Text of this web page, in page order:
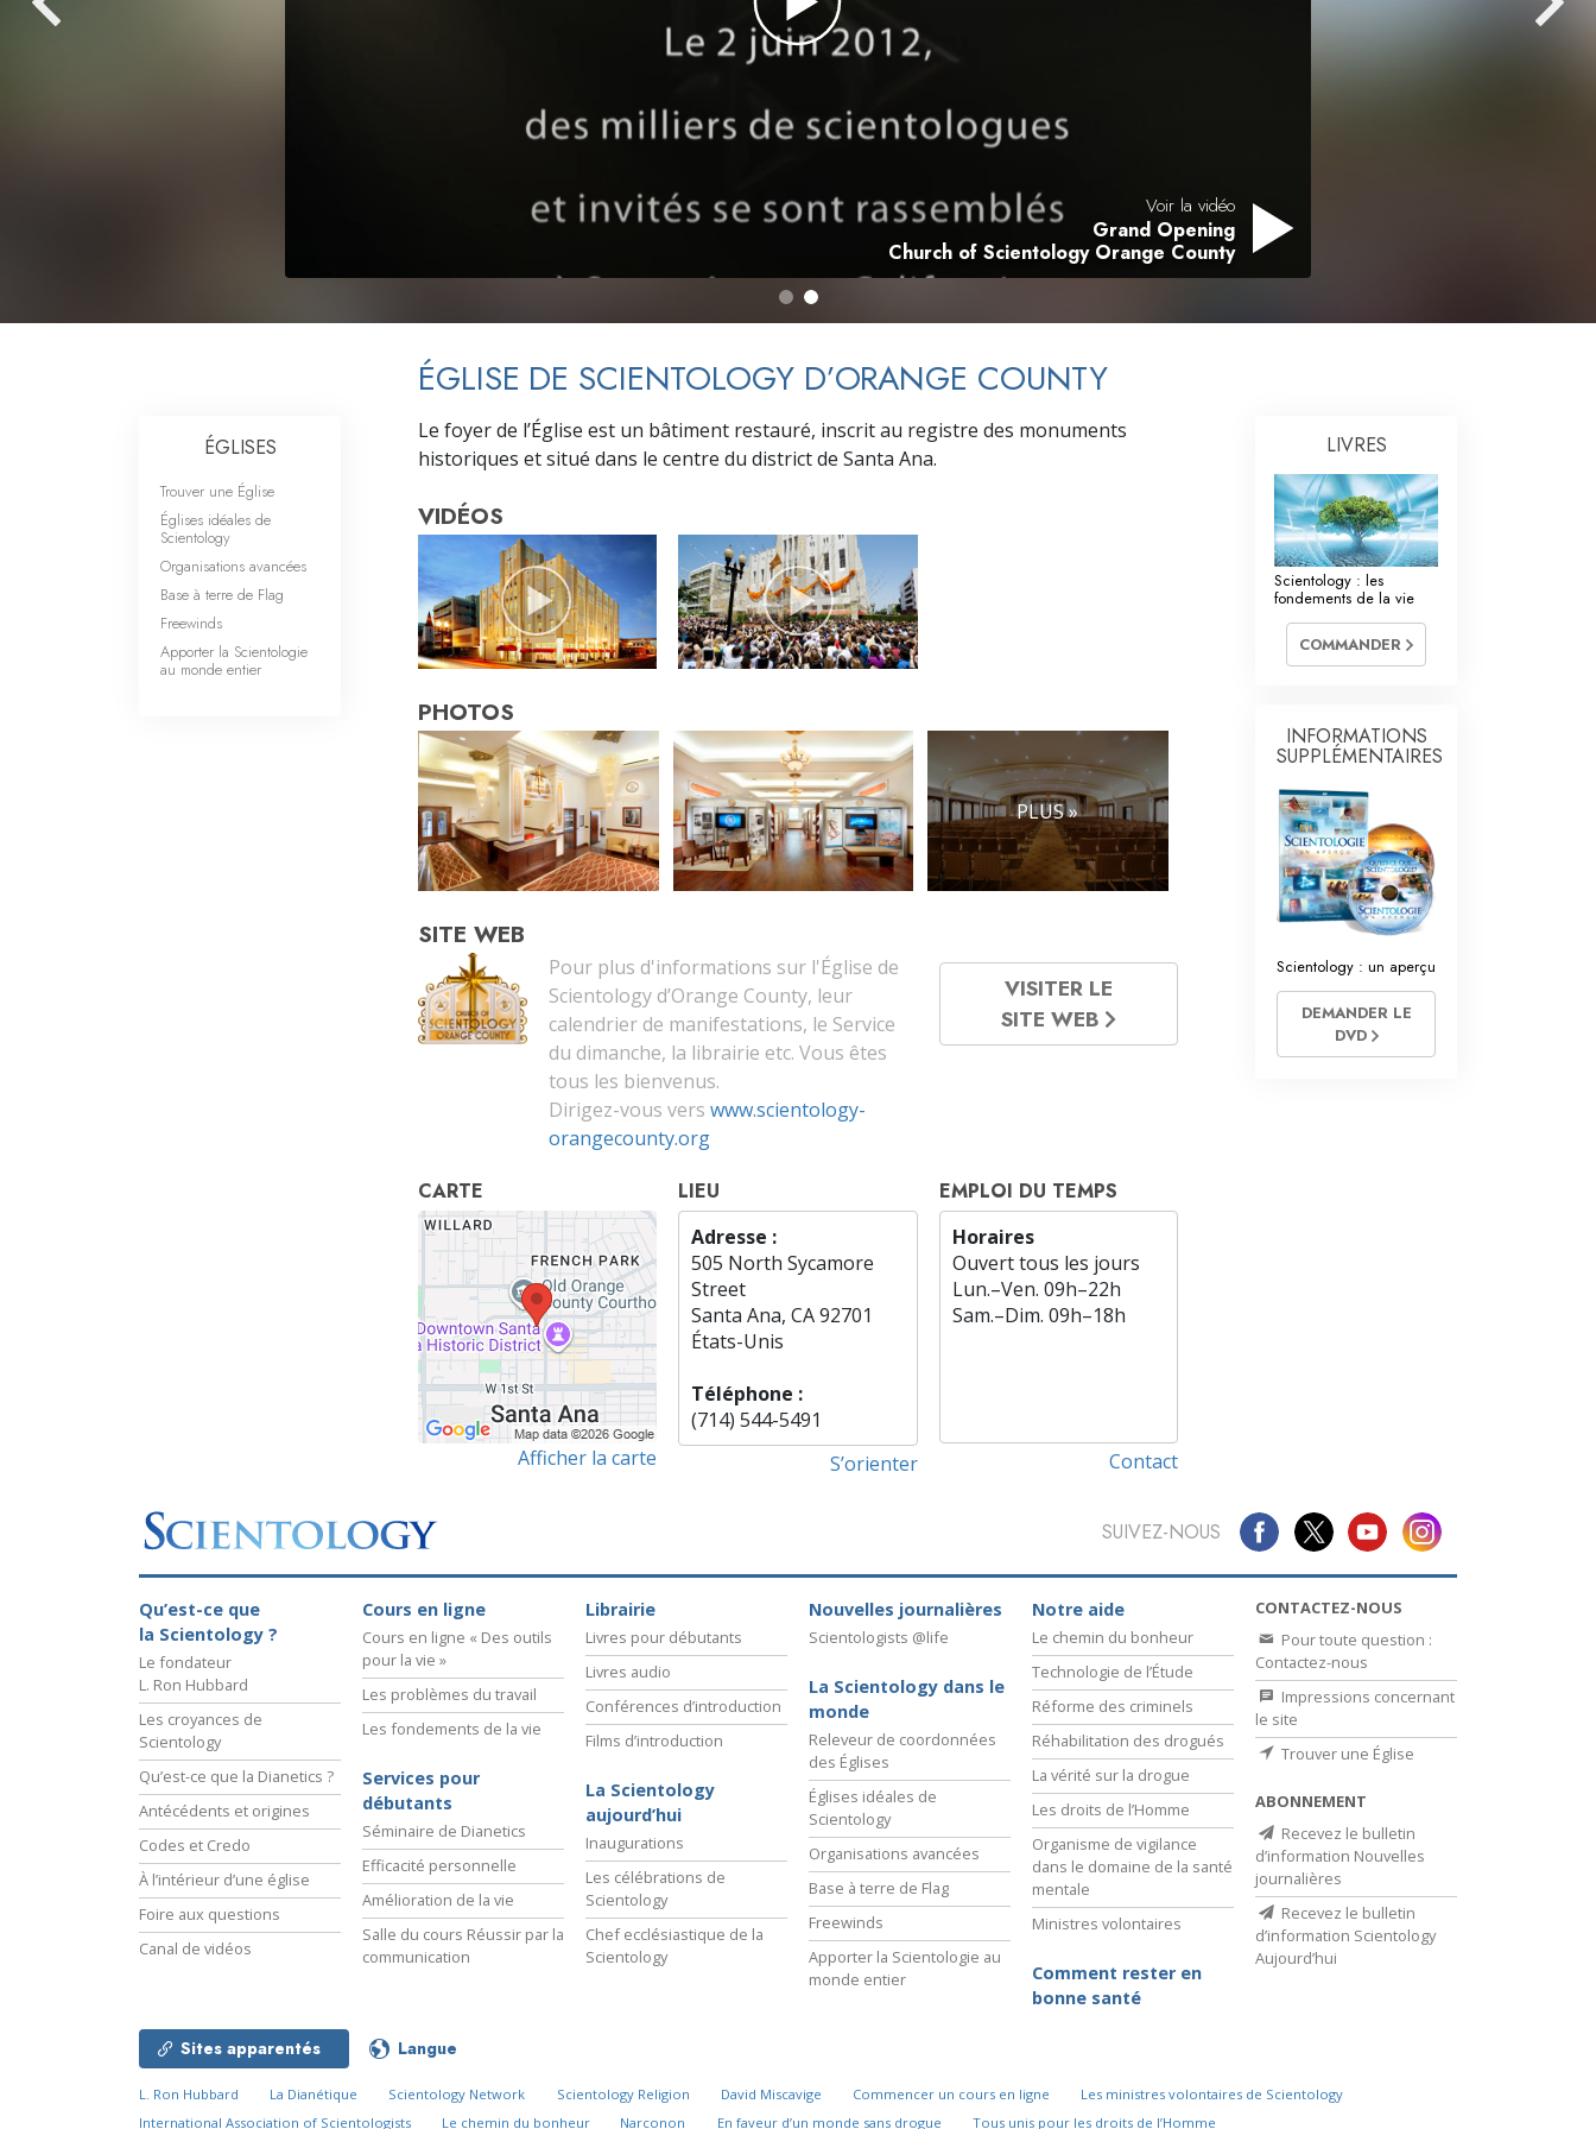
L’éthique et les conditions
La raison de l’oppression
La technologie de l’étude
La communication
Voir la vidéo
Grand Opening
Church of Scientology Orange County
ÉGLISE DE SCIENTOLOGY D’ORANGE COUNTY
Le foyer de l’Église est un bâtiment restauré, inscrit au registre des monuments
historiques et situé dans le centre du district de Santa Ana.
VIDÉOS
PHOTOS
PLUS »
SITE WEB
Pour plus d'informations sur l'Église de
Scientology d’Orange County, leur
calendrier de manifestations, le Service
du dimanche, la librairie etc. Vous êtes
tous les bienvenus.
Dirigez-vous vers www.scientology-
orangecounty.org
VISITER LE
SITE WEB
CARTE
Afficher la carte
LIEU
Adresse :
505 North Sycamore
Street
Santa Ana, CA 92701
États-Unis
Téléphone :
(714) 544-5491
S’orienter
EMPLOI DU TEMPS
Horaires
Ouvert tous les jours
Lun.–Ven. 09h–22h
Sam.–Dim. 09h–18h
Contact
ÉGLISES
Trouver une Église
Églises idéales de
Scientology
Organisations avancées
Base à terre de Flag
Freewinds
Apporter la Scientologie
au monde entier
LIVRES
Scientology : les
fondements de la vie
COMMANDER
INFORMATIONS
SUPPLÉMENTAIRES
Scientology : un aperçu
DEMANDER LE
DVD
SUIVEZ-NOUS
Qu’est-ce que
la Scientology ?
Le fondateur
L. Ron Hubbard
Les croyances de
Scientology
Qu’est-ce que la Dianetics ?
Antécédents et origines
Codes et Credo
À l’intérieur d’une église
Foire aux questions
Canal de vidéos
Cours en ligne
Cours en ligne « Des outils
pour la vie »
Les problèmes du travail
Les fondements de la vie
Services pour
débutants
Séminaire de Dianetics
Efficacité personnelle
Amélioration de la vie
Salle du cours Réussir par la
communication
Librairie
Livres pour débutants
Livres audio
Conférences d’introduction
Films d’introduction
La Scientology
aujourd’hui
Inaugurations
Les célébrations de
Scientology
Chef ecclésiastique de la
Scientology
Nouvelles journalières
Scientologists @life
La Scientology dans le
monde
Releveur de coordonnées
des Églises
Églises idéales de
Scientology
Organisations avancées
Base à terre de Flag
Freewinds
Apporter la Scientologie au
monde entier
Notre aide
Le chemin du bonheur
Technologie de l’Étude
Réforme des criminels
Réhabilitation des drogués
La vérité sur la drogue
Les droits de l’Homme
Organisme de vigilance
dans le domaine de la santé
mentale
Ministres volontaires
Comment rester en
bonne santé
CONTACTEZ-NOUS
Pour toute question :
Contactez-nous
Impressions concernant
le site
Trouver une Église
ABONNEMENT
Recevez le bulletin
d’information Nouvelles
journalières
Recevez le bulletin
d’information Scientology
Aujourd’hui
Sites apparentés Langue
L. Ron Hubbard La Dianétique Scientology Network Scientology Religion David Miscavige Commencer un cours en ligne
Les ministres volontaires de Scientology
International Association of Scientologists
Le chemin du bonheur Narconon En faveur d’un monde sans drogue Tous unis pour les droits de l’Homme